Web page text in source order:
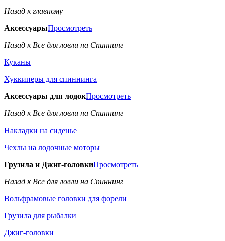
Назад к главному
АксессуарыПросмотреть
Назад к Все для ловли на Спиннинг
Куканы
Хуккиперы для спиннинга
Аксессуары для лодокПросмотреть
Назад к Все для ловли на Спиннинг
Накладки на сиденье
Чехлы на лодочные моторы
Грузила и Джиг-головкиПросмотреть
Назад к Все для ловли на Спиннинг
Вольфрамовые головки для форели
Грузила для рыбалки
Джиг-головки